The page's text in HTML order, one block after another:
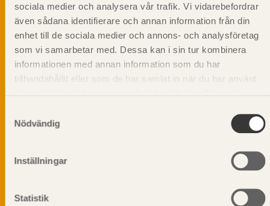
sociala medier och analysera vår trafik. Vi vidarebefordrar
även sådana identifierare och annan information från din
enhet till de sociala medier och annons- och analysföretag
som vi samarbetar med. Dessa kan i sin tur kombinera
informationen med annan information som du har
tillhandahållit eller som de har samlat in när du har använt
Nödvändig
Inställningar
Statistik
personuppgifter alltid hanteras på ett ansvarsfullt sätt.